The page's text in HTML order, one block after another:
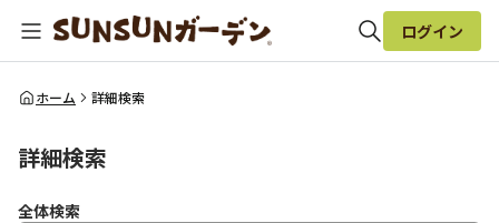
全体検索
ログイン
ホーム 詳細検索
詳細検索
全体検索